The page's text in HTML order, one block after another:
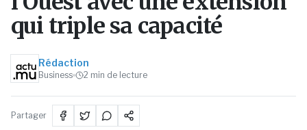
qui triple sa capacité
Rédaction
Business 2 min de lecture
Partager